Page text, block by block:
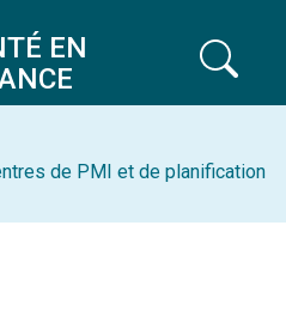
EN
de PMI et de planification